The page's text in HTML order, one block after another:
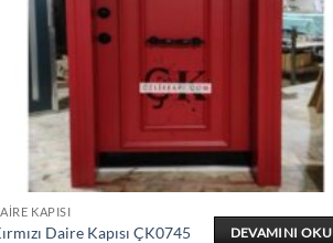
KAPISI
Daire Kapısı ÇK0745 DEVAMINI OKU